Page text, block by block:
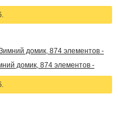
домик, 874 элементов -